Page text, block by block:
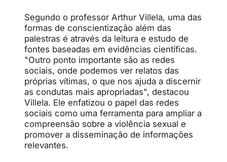
Segundo o professor Arthur Villela, uma das
formas de conscientização além das
palestras é através da leitura e estudo de
fontes baseadas em evidências científicas.
"Outro ponto importante são as redes
sociais, onde podemos ver relatos das
próprias vítimas, o que nos ajuda a discernir
as condutas mais apropriadas", destacou
Villela. Ele enfatizou o papel das redes
sociais como uma ferramenta para ampliar a
compreensão sobre a violência sexual e
promover a disseminação de informações
relevantes.